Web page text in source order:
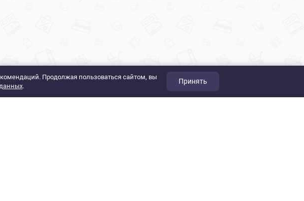
Продолжая пользоваться сайтом, вы
.
Принять